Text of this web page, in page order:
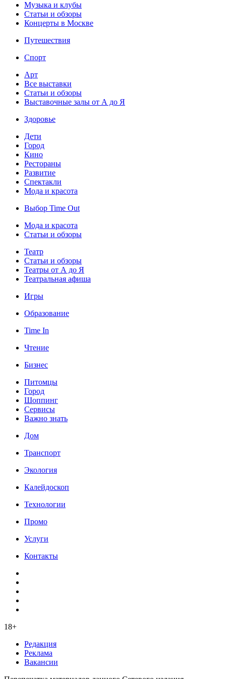
Музыка и клубы
Статьи и обзоры
Концерты в Москве
Путешествия
Спорт
Арт
Все выставки
Статьи и обзоры
Выставочные залы от А до Я
Здоровье
Дети
Город
Кино
Рестораны
Развитие
Спектакли
Мода и красота
Выбор Time Out
Мода и красота
Статьи и обзоры
Театр
Статьи и обзоры
Театры от А до Я
Театральная афиша
Игры
Образование
Time In
Чтение
Бизнес
Питомцы
Город
Шоппинг
Сервисы
Важно знать
Дом
Транспорт
Экология
Калейдоскоп
Технологии
Промо
Услуги
Контакты
18+
Редакция
Реклама
Вакансии